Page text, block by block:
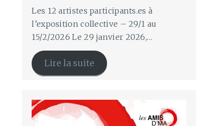
Les 12 artistes participants.es à
l’exposition collective – 29/1 au
15/2/2026 Le 29 janvier 2026,…
Lire la suite